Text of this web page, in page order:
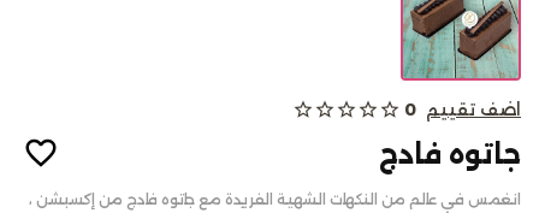
من نحن
المدونات
الاسئلة الشائعة
اضف تقييم 0
star_outline
star_outline
star_outline
star_outline
star_outline
جاتوه فادج
انغمس في عالم من النكهات الشهية الفريدة مع جاتوه فادج من إكسبشن ،